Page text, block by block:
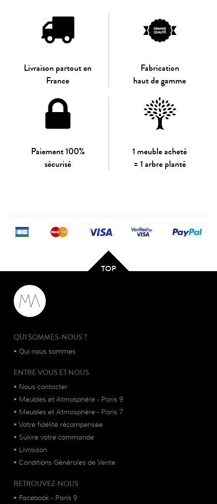
Livraison partout en
France
Fabrication
haut de gamme
Paiement 100%
sécurisé
1 meuble acheté
= 1 arbre planté
TOP
QUI SOMMES-NOUS ?
• Qui nous sommes
ENTRE VOUS ET NOUS
• Nous contacter
• Meubles et Atmosphère - Paris 9
• Meubles et Atmosphère - Paris 7
• Votre fidélité récompensée
• Suivre votre commande
• Livraison
• Conditions Générales de Vente
RETROUVEZ-NOUS
• Facebook - Paris 9